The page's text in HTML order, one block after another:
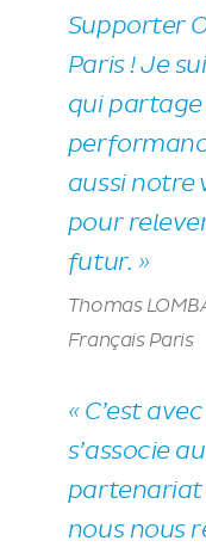
Supporter
Paris ! Je
qui partage
aussi notre
pour
futur. »
Thomas
Français Paris
« C’est
s’associe
partenariat
nous nous